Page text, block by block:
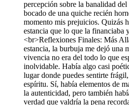
percepción sobre la banalidad
bocado de una quiche recién
momento mis prejuicios. Quizás
estancia que lo que la financiaba
<br>Reflexiones Finales: Más
estancia, la burbuja me dejó una
vivencia no era del todo lo que
inolvidable. Había algo casi
lugar donde puedes sentirte
espíritu. Sí, había elementos de
la autenticidad, pero también
verdad que valdría la pena